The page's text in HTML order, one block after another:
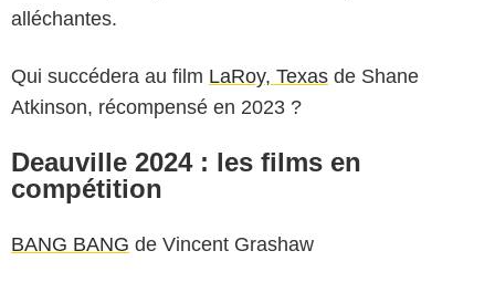
alléchantes.
Qui succédera au film LaRoy, Texas de Shane
Atkinson, récompensé en 2023 ?
Deauville 2024 : les films en
compétition
BANG BANG de Vincent Grashaw